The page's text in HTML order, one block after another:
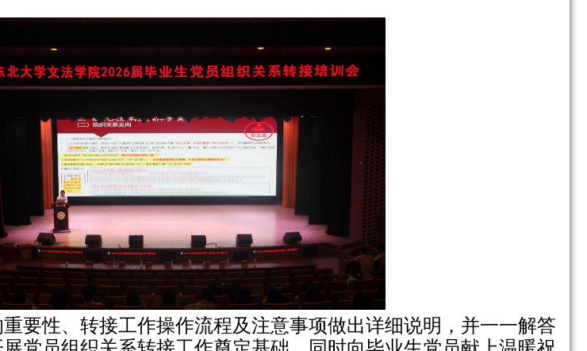
要性、转接工作操作流程及注意事项做出详细说明，并一一解答